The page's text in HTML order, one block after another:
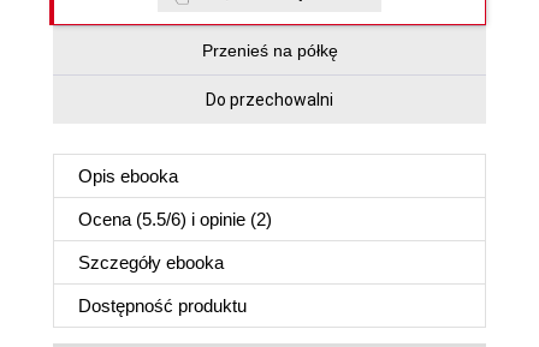
Przenieś na półkę
Do przechowalni
Opis ebooka
Ocena (5.5/6) i opinie (2)
Szczegóły ebooka
Dostępność produktu